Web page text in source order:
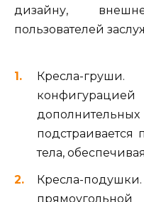
дизайну,
пользователей
Кресла-
подстраивается
тела,
Кресла-